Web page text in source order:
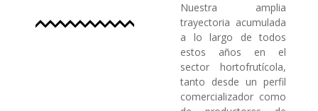
Nuestra amplia
trayectoria acumulada
a lo largo de todos
estos años en el
sector hortofrutícola,
tanto desde un perfil
comercializador como